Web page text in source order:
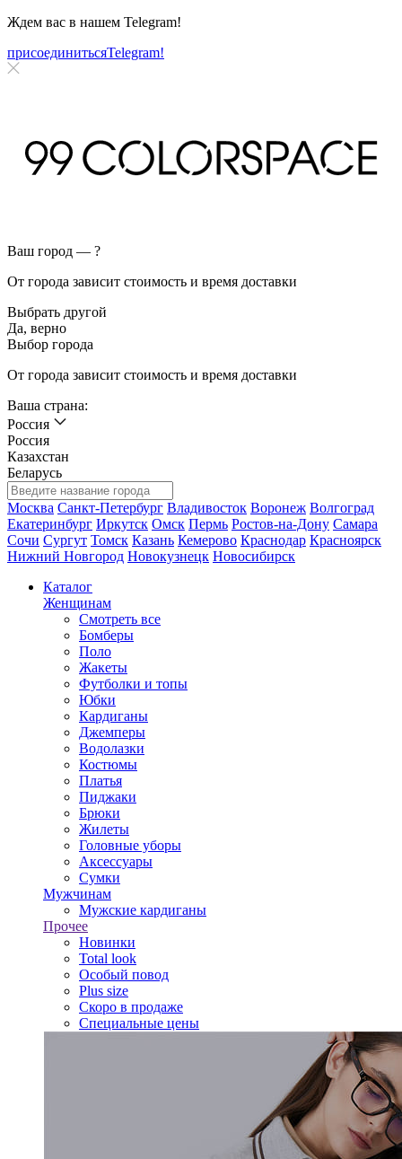
Ждем вас в нашем Telegram!
присоединитьсяTelegram!
Ваш город — ?
От города зависит стоимость и время доставки
Выбрать другой
Да, верно
Выбор города
От города зависит стоимость и время доставки
Ваша страна:
Россия
Россия
Казахстан
Беларусь
Москва Санкт-Петербург Владивосток Воронеж Волгоград
Екатеринбург Иркутск Омск Пермь Ростов-на-Дону Самара
Сочи Сургут Томск Казань Кемерово Краснодар Красноярск
Нижний Новгород Новокузнецк Новосибирск
Каталог
Женщинам
Смотреть все
Бомберы
Поло
Жакеты
Футболки и топы
Юбки
Кардиганы
Джемперы
Водолазки
Костюмы
Платья
Пиджаки
Брюки
Жилеты
Головные уборы
Аксессуары
Сумки
Мужчинам
Мужские кардиганы
Прочее
Новинки
Total look
Особый повод
Plus size
Скоро в продаже
Специальные цены